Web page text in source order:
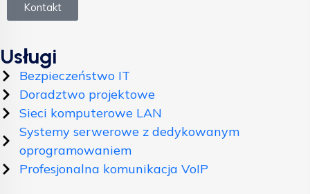
Kontakt
Usługi
Bezpieczeństwo IT
Doradztwo projektowe
Sieci komputerowe LAN
Systemy serwerowe z dedykowanym
oprogramowaniem
Profesjonalna komunikacja VoIP